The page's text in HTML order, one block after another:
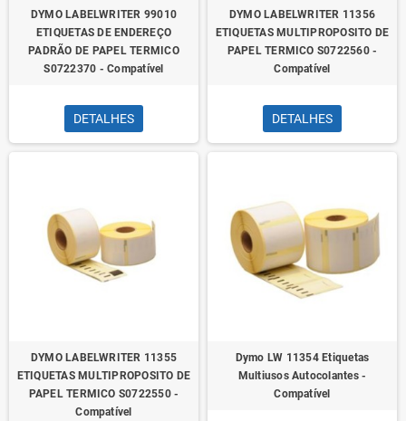
DYMO LABELWRITER 99010
ETIQUETAS DE ENDEREÇO
PADRÃO DE PAPEL TERMICO
S0722370 - Compatível
DETALHES
DYMO LABELWRITER 11356
ETIQUETAS MULTIPROPOSITO DE
PAPEL TERMICO S0722560 -
Compatível
DETALHES
DYMO LABELWRITER 11355
ETIQUETAS MULTIPROPOSITO DE
PAPEL TERMICO S0722550 -
Compatível
Dymo LW 11354 Etiquetas
Multiusos Autocolantes -
Compatível